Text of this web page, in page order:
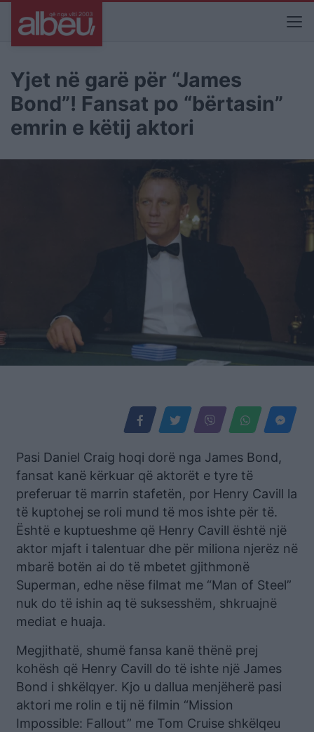
Yjet në garë për “James
Bond”! Fansat po “bërtasin”
emrin e këtij aktori
Pasi Daniel Craig hoqi dorë nga James Bond,
fansat kanë kërkuar që aktorët e tyre të
preferuar të marrin stafetën, por Henry Cavill la
të kuptohej se roli mund të mos ishte për të.
Është e kuptueshme që Henry Cavill është një
aktor mjaft i talentuar dhe për miliona njerëz në
mbarë botën ai do të mbetet gjithmonë
Superman, edhe nëse filmat me “Man of Steel”
nuk do të ishin aq të suksesshëm, shkruajnë
mediat e huaja.
Megjithatë, shumë fansa kanë thënë prej
kohësh që Henry Cavill do të ishte një James
Bond i shkëlqyer. Kjo u dallua menjëherë pasi
aktori me rolin e tij në filmin “Mission
Impossible: Fallout” me Tom Cruise shkëlqeu